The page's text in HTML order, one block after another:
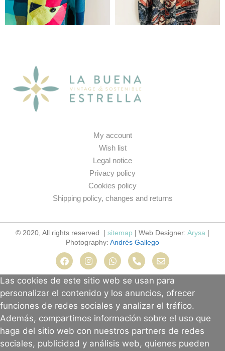
My account
Wish list
Legal notice
Privacy policy
Cookies policy
Shipping policy, changes and returns
© 2020, All rights reserved | sitemap | Web Designer: Arysa |
Photography: Andrés Gallego
Las cookies de este sitio web se usan para
personalizar el contenido y los anuncios, ofrecer
funciones de redes sociales y analizar el tráfico.
Además, compartimos información sobre el uso que
haga del sitio web con nuestros partners de redes
sociales, publicidad y análisis web, quienes pueden